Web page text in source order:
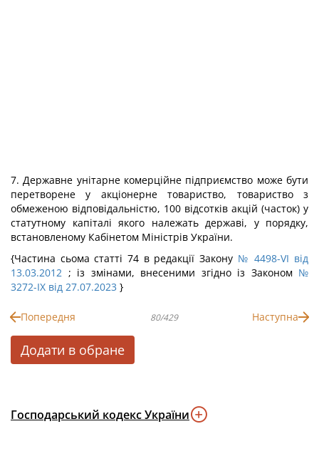
7. Державне унітарне комерційне підприємство може бути
перетворене у акціонерне товариство, товариство з
обмеженою відповідальністю, 100 відсотків акцій (часток) у
статутному капіталі якого належать державі, у порядку,
встановленому Кабінетом Міністрів України.
{Частина сьома статті 74 в редакції Закону № 4498-VI від
13.03.2012 ; із змінами, внесеними згідно із Законом №
3272-IX від 27.07.2023 }
Попередня 80/429 Наступна
Додати в обране
Господарський кодекс України